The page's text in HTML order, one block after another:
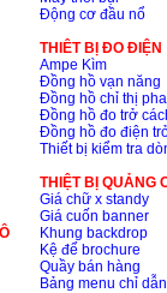
Động cơ đầu nổ
THIÊT BỊ ĐO ĐIỆN
Ampe Kìm
Đồng hồ vạn năng
Đồng hồ chỉ thị pha
Đồng hồ đo trở
Đồng hồ đo điện
Thiết bị kiểm tra
THIỆT BỊ QUẢNG
Giá chữ x standy
Giá cuốn banner
Khung backdrop
Kệ để brochure
Quầy bán hàng
Bảng menu chỉ dẫn